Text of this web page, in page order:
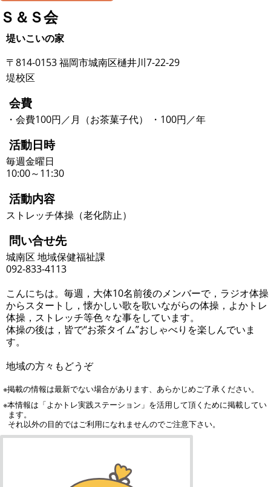
Ｓ＆Ｓ会
堤いこいの家
〒814-0153 福岡市城南区樋井川7-22-29
堤校区
会費
・会費100円／月（お茶菓子代） ・100円／年
活動日時
毎週金曜日
10:00～11:30
活動内容
ストレッチ体操（老化防止）
問い合せ先
城南区 地域保健福祉課
092-833-4113
こんにちは。毎週，大体10名前後のメンバーで，ラジオ体操
からスタートし，懐かしい歌を歌いながらの体操，よかトレ
体操，ストレッチ等色々な事をしています。
体操の後は，皆で“お茶タイム”おしゃべりを楽しんでいま
す。
地域の方々もどうぞ
※掲載の情報は最新でない場合があります、あらかじめご了承ください。
※本情報は「よかトレ実践ステーション」を活用して頂くために掲載してい
ます。
それ以外の目的ではご利用になれませんのでご注意下さい。